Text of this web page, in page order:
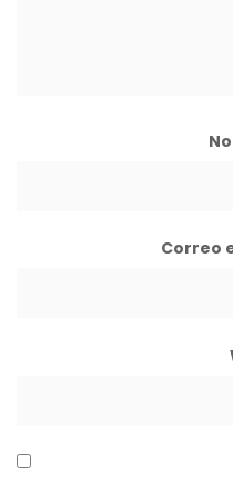
Correo